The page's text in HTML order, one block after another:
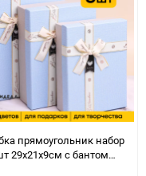
прямоугольник набор